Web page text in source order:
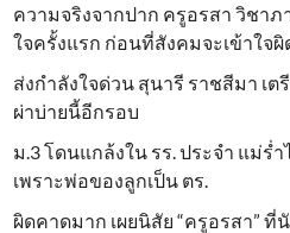
ความจริงจากปาก ครูอรสา วิชาภ
ใจครั้งแรก ก่อนที่สังคมจะเข้าใจผิ
ส่งกำลังใจด่วน สุนารี ราชสีมา เต
ผ่าบ่ายนี้อีกรอบ
ม.3 โดนแกล้งใน รร. ประจำ แม่ร่
เพราะพ่อของลูกเป็น ตร.
ผิดคาดมาก เผยนิสัย “ครูอรสา” ที่